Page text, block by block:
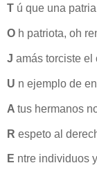
T ú que una
O h patriota, oh
J amás torciste el
U n ejemplo de
A tus hermanos
R espeto al
E ntre individuos